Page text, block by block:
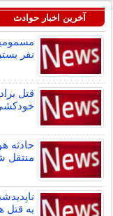
آخرین اخبار حوادث
نفر
قتل
منتقل
به